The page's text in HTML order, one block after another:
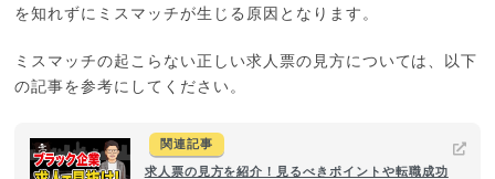
を知れずにミスマッチが生じる原因となります。
ミスマッチの起こらない正しい求人票の見方については、以下
の記事を参考にしてください。
関連記事
求人票の見方を紹介！見るべきポイントや転職成功